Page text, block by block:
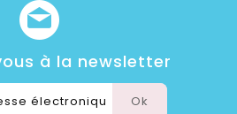
à la newsletter